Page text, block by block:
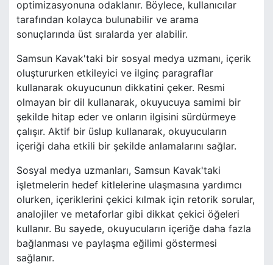
optimizasyonuna odaklanır. Böylece, kullanıcılar
tarafından kolayca bulunabilir ve arama
sonuçlarında üst sıralarda yer alabilir.
Samsun Kavak'taki bir sosyal medya uzmanı, içerik
oluştururken etkileyici ve ilginç paragraflar
kullanarak okuyucunun dikkatini çeker. Resmi
olmayan bir dil kullanarak, okuyucuya samimi bir
şekilde hitap eder ve onların ilgisini sürdürmeye
çalışır. Aktif bir üslup kullanarak, okuyucuların
içeriği daha etkili bir şekilde anlamalarını sağlar.
Sosyal medya uzmanları, Samsun Kavak'taki
işletmelerin hedef kitlelerine ulaşmasına yardımcı
olurken, içeriklerini çekici kılmak için retorik sorular,
analojiler ve metaforlar gibi dikkat çekici öğeleri
kullanır. Bu sayede, okuyucuların içeriğe daha fazla
bağlanması ve paylaşma eğilimi göstermesi
sağlanır.